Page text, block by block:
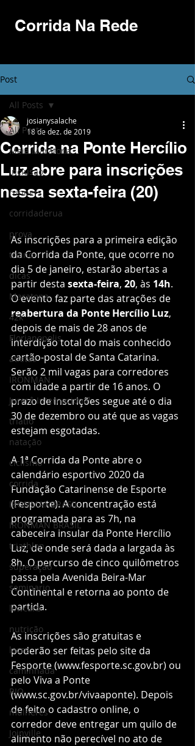
Corrida Na Rede
Post
All Posts
Meia Maratona
Inclusão
runners
corridaderua
prova
treino
dicas
Maratona
42k
Florianopolis
atletas
IRONMAN
Jurerê Internacional
triatlo
natação
ciclismo
corrida
IRONMANBRASIL
IRONMAN BRASIL
triathlon
superação
seminario
lowcarb
nutrição
lacre
caminhada
RIO
mulheres
Joinville
All Posts
Corrida na Ponte Hercílio
Luz abre para inscrições
nessa sexta-feira (20)
josianysalache
18 de dez. de 2019
As inscrições para a primeira edição
da Corrida da Ponte, que ocorre no
dia 5 de janeiro, estarão abertas a
partir desta sexta-feira, 20, às 14h.
O evento faz parte das atrações de
reabertura da Ponte Hercílio Luz,
depois de mais de 28 anos de
interdição total do mais conhecido
cartão-postal de Santa Catarina.
Serão 2 mil vagas para corredores
com idade a partir de 16 anos. O
prazo de inscrições segue até o dia
30 de dezembro ou até que as vagas
estejam esgotadas.
A 1ª Corrida da Ponte abre o
calendário esportivo 2020 da
Fundação Catarinense de Esporte
(Fesporte). A concentração está
programada para as 7h, na
cabeceira insular da Ponte Hercílio
Luz, de onde será dada a largada às
8h. O percurso de cinco quilômetros
passa pela Avenida Beira-Mar
Continental e retorna ao ponto de
partida.
As inscrições são gratuitas e
poderão ser feitas pelo site da
Fesporte (www.fesporte.sc.gov.br) ou
pelo Viva a Ponte
(www.sc.gov.br/vivaaponte). Depois
de feito o cadastro online, o
corredor deve entregar um quilo de
alimento não perecível no ato de